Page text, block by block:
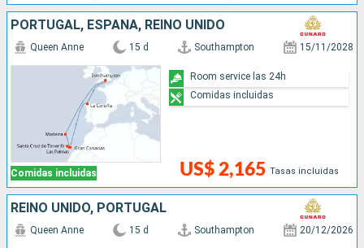
PORTUGAL, ESPAÑA, REINO UNIDO
Comidas incluidas
Queen Anne 15 d Southampton 15/11/2028
US$ 2,165 Tasas incluidas
Room service las 24h
Comidas incluidas
REINO UNIDO, PORTUGAL
Queen Anne 15 d Southampton 20/12/2026